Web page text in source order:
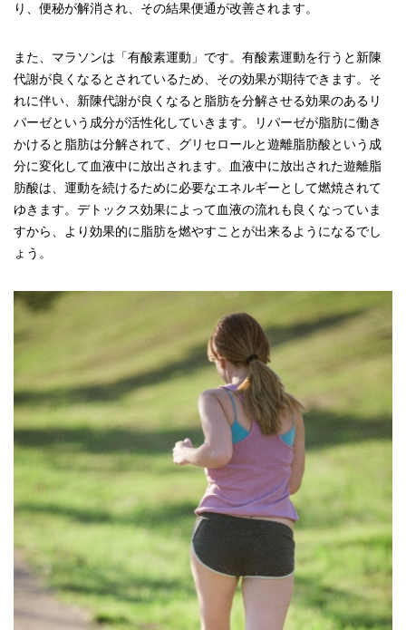
り、便秘が解消され、その結果便通が改善されます。
また、マラソンは「有酸素運動」です。有酸素運動を行うと新陳
代謝が良くなるとされているため、その効果が期待できます。そ
れに伴い、新陳代謝が良くなると脂肪を分解させる効果のあるリ
パーゼという成分が活性化していきます。リパーゼが脂肪に働き
かけると脂肪は分解されて、グリセロールと遊離脂肪酸という成
分に変化して血液中に放出されます。血液中に放出された遊離脂
肪酸は、運動を続けるために必要なエネルギーとして燃焼されて
ゆきます。デトックス効果によって血液の流れも良くなっていま
すから、より効果的に脂肪を燃やすことが出来るようになるでし
ょう。